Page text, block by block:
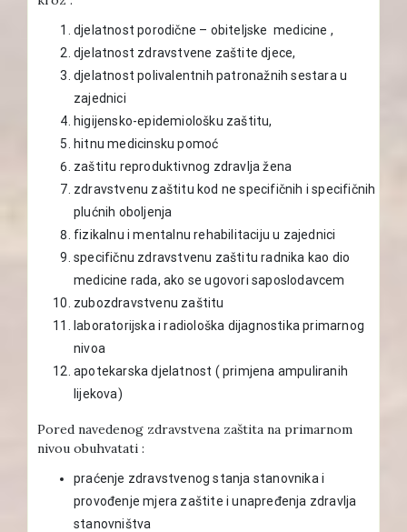
djelatnost porodične – obiteljske medicine ,
djelatnost zdravstvene zaštite djece,
djelatnost polivalentnih patronažnih sestara u
zajednici
higijensko-epidemiološku zaštitu,
hitnu medicinsku pomoć
zaštitu reproduktivnog zdravlja žena
zdravstvenu zaštitu kod ne specifičnih i specifičnih
plućnih oboljenja
fizikalnu i mentalnu rehabilitaciju u zajednici
specifičnu zdravstvenu zaštitu radnika kao dio
medicine rada, ako se ugovori saposlodavcem
zubozdravstvenu zaštitu
laboratorijska i radiološka dijagnostika primarnog
nivoa
apotekarska djelatnost ( primjena ampuliranih
lijekova)
Pored navedenog zdravstvena zaštita na primarnom
nivou obuhvatati :
praćenje zdravstvenog stanja stanovnika i
provođenje mjera zaštite i unapređenja zdravlja
stanovništva